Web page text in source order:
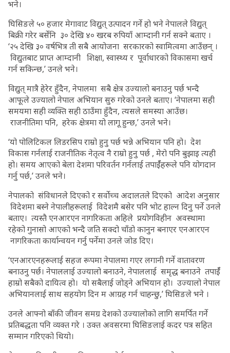
भने।
घिसिङले ५० हजार मेगावाट विद्युत् उत्पादन गर्ने हो भने नेपालले विद्युत्
बिक्री गरेर बर्सेनि ३० देखि ४० खरब रुपियाँ आम्दानी गर्न सक्ने बताए ।
‘२५ देखि ३० वर्षभित्र ती सबै आयोजना सरकारको स्वामित्वमा आउँछन् ।
विद्युतबाट प्राप्त आम्दानी शिक्षा, स्वास्थ्य र पूर्वाधारको विकासमा खर्च
गर्न सकिन्छ,’ उनले भने।
विद्युत् मात्रै हेरेर हुँदैन, नेपालमा सबै क्षेत्र उज्यालो बनाउनु पर्छ भन्दै
आफूले उज्यालो नेपाल अभियान सुरु गरेको उनले बताए। ‘नेपालमा सही
समयमा सही व्यक्ति सही ठाउँमा हुँदैन, त्यसले समस्या आउँछ।
राजनीतिमा पनि, हरेक क्षेत्रमा यो लागू हुन्छ,’ उनले भने।
‘यो पोलिटिकल लिडरसिप राम्रो हुनु पर्छ भन्ने अभियान पनि हो। देश
विकास गर्नलाई राजनीतिक नेतृत्व नै राम्रो हुनु पर्छ , मेरो पनि बुझाइ त्यही
हो। समय आएको बेला देशमा परिवर्तन गर्नलाई तपाईँहरूले पनि योगदान
गर्नु पर्छ,’ उनले भने।
नेपालको संविधानले दिएको र सर्वोच्च अदालतले दिएको आदेश अनुसार
विदेशमा बस्ने नेपालीहरूलाई विदेशमै बसेर पनि भोट हाल्न दिनु पर्ने उनले
बताए। त्यस्तै एनआरएन नागरिकता अहिले प्रयोगविहीन अवस्थामा
रहेको गुनासो आएको भन्दै जति सक्दो चाँडो कानुन बनाएर एनआरएन
नागरिकता कार्यान्वयन गर्नु पर्नेमा उनले जोड दिए।
‘एनआरएनहरूलाई सहज रूपमा नेपालमा गएर लगानी गर्ने वातावरण
बनाउनु पर्छ। नेपाललाई उज्यालो बनाउने, नेपाललाई समृद्ध बनाउने तपाईँ
हाम्रो सबैको दायित्व हो। यो सबैलाई जोड्ने अभियान हो। उज्यालो नेपाल
अभियानलाई साथ सहयोग दिन म आग्रह गर्न चाहन्छु,’ घिसिङले भने ।
उनले आफ्नो बाँकी जीवन समग्र देशको उज्यालोको लागि समर्पित गर्ने
प्रतिबद्धता पनि व्यक्त गरे । उक्त अवसरमा घिसिङलाई कदर पत्र सहित
सम्मान गरिएको थियो।